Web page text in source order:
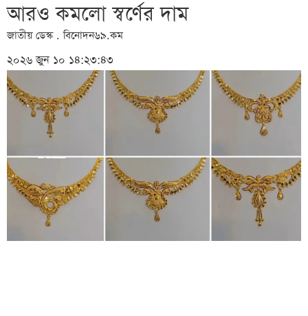
আরও কমলো স্বর্ণের দাম
জাতীয় ডেস্ক . বিনোদন৬৯.কম
২০২৬ জুন ১০ ১৪:২৩:৪৩